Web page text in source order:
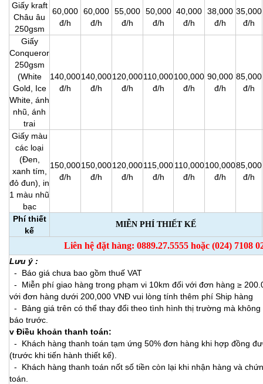
Giấy kraft
Châu âu
250gsm
60,000
đ/h
60,000
đ/h
55,000
đ/h
50,000
đ/h
40,000
đ/h
38,000
đ/h
35,000
đ/h
Giấy
Conqueror
250gsm
(White
Gold, Ice
White, ánh
nhũ, ánh
trai
140,000
đ/h
140,000
đ/h
120,000
đ/h
110,000
đ/h
100,000
đ/h
90,000
đ/h
85,000
đ/h
Giấy màu
các loại
(Đen,
xanh tím,
đỏ đun), in
1 màu nhũ
bạc
150,000
đ/h
150,000
đ/h
120,000
đ/h
115,000
đ/h
110,000
đ/h
100,000
đ/h
85,000
đ/h
Phí thiết
kế
MIỄN PHÍ THIẾT KẾ
Liên hệ đặt hàng: 0889.27.5555 hoặc (024) 7108
Lưu ý :
- Báo giá chưa bao gồm thuế VAT
- Miễn phí giao hàng trong phạm vi 10km đối với đơn hàng ≥
với đơn hàng dưới 200,000 VNĐ vui lòng tính thêm phí Ship hàng
- Bảng giá trên có thể thay đổi theo tình hình thị trường mà không
báo trước.
v Điều khoản thanh toán:
- Khách hàng thanh toán tạm ứng 50% đơn hàng khi hợp đồng
(trước khi tiến hành thiết kế).
- Khách hàng thanh toán nốt số tiền còn lại khi nhận hàng và
toán.